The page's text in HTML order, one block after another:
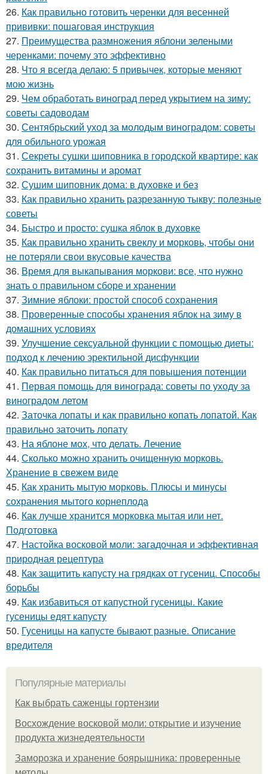
26. Как правильно готовить черенки для весенней
прививки: пошаговая инструкция
27. Преимущества размножения яблони зелеными
черенками: почему это эффективно
28. Что я всегда делаю: 5 привычек, которые меняют
мою жизнь
29. Чем обработать виноград перед укрытием на зиму:
советы садоводам
30. Сентябрьский уход за молодым виноградом: советы
для обильного урожая
31. Секреты сушки шиповника в городской квартире: как
сохранить витамины и аромат
32. Сушим шиповник дома: в духовке и без
33. Как правильно хранить разрезанную тыкву: полезные
советы
34. Быстро и просто: сушка яблок в духовке
35. Как правильно хранить свеклу и морковь, чтобы они
не потеряли свои вкусовые качества
36. Время для выкапывания моркови: все, что нужно
знать о правильном сборе и хранении
37. Зимние яблоки: простой способ сохранения
38. Проверенные способы хранения яблок на зиму в
домашних условиях
39. Улучшение сексуальной функции с помощью диеты:
подход к лечению эректильной дисфункции
40. Как правильно питаться для повышения потенции
41. Первая помощь для винограда: советы по уходу за
виноградом летом
42. Заточка лопаты и как правильно копать лопатой. Как
правильно заточить лопату
43. На яблоне мох, что делать. Лечение
44. Сколько можно хранить очищенную морковь.
Хранение в свежем виде
45. Как хранить мытую морковь. Плюсы и минусы
сохранения мытого корнеплода
46. Как лучше хранится морковка мытая или нет.
Подготовка
47. Настойка восковой моли: загадочная и эффективная
природная рецептура
48. Как защитить капусту на грядках от гусениц. Способы
борьбы
49. Как избавиться от капустной гусеницы. Какие
гусеницы едят капусту
50. Гусеницы на капусте бывают разные. Описание
вредителя
Популярные материалы
Как выбрать саженцы гортензии
Восхождение восковой моли: открытие и изучение
продукта жизнедеятельности
Заморозка и хранение боярышника: проверенные